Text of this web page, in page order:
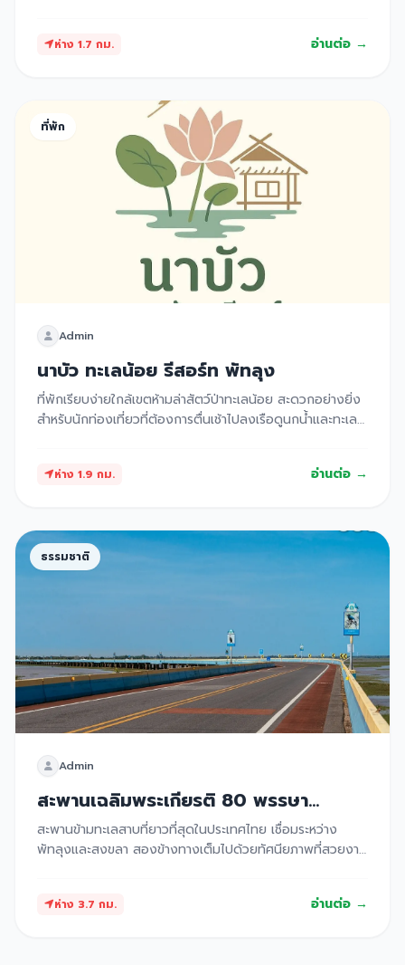
ลำนะคะนั่งได้ 7 ท่าน ติดต่อสอบถามสำรองห้อง 089-
ห่าง 1.7 กม. อ่านต่อ →
ที่พัก
Admin
นาบัว ทะเลน้อย รีสอร์ท พัทลุง
ที่พักเรียบง่ายใกล้เขตห้ามล่าสัตว์ป่าทะเลน้อย สะดวกอย่างยิ่ง
สำหรับนักท่องเที่ยวที่ต้องการตื่นเช้าไปลงเรือดูนกน้ำและทะเล
ห่าง 1.9 กม. อ่านต่อ →
ธรรมชาติ
Admin
สะพานเฉลิมพระเกียรติ 80 พรรษา
(สะพานเอกชัย)
สะพานข้ามทะเลสาบที่ยาวที่สุดในประเทศไทย เชื่อมระหว่าง
พัทลุงและสงขลา สองข้างทางเต็มไปด้วยทัศนียภาพที่สวยงาม
ห่าง 3.7 กม. อ่านต่อ →